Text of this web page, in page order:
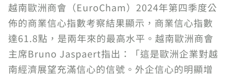
越南歐洲商會（EuroCham）2024年第四季度公
佈的商業信心指數考察結果顯示，商業信心指數
達61.8點，是兩年來的最高水平。越南歐洲商會
主席Bruno Jaspaert指出：「這是歐洲企業對越
南經濟展望充滿信心的信號。外企信心的明顯增